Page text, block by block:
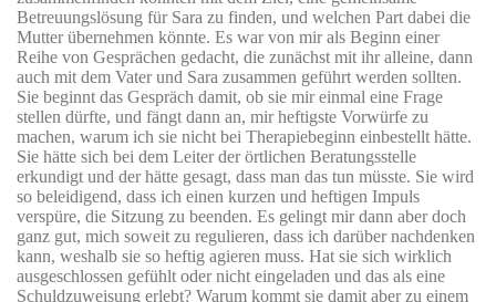
Betreuungslösung für Sara zu finden, und welchen Part dabei die
Mutter übernehmen könnte. Es war von mir als Beginn einer
Reihe von Gesprächen gedacht, die zunächst mit ihr alleine, dann
auch mit dem Vater und Sara zusammen geführt werden sollten.
Sie beginnt das Gespräch damit, ob sie mir einmal eine Frage
stellen dürfte, und fängt dann an, mir heftigste Vorwürfe zu
machen, warum ich sie nicht bei Therapiebeginn einbestellt hätte.
Sie hätte sich bei dem Leiter der örtlichen Beratungsstelle
erkundigt und der hätte gesagt, dass man das tun müsste. Sie wird
so beleidigend, dass ich einen kurzen und heftigen Impuls
verspüre, die Sitzung zu beenden. Es gelingt mir dann aber doch
ganz gut, mich soweit zu regulieren, dass ich darüber nachdenken
kann, weshalb sie so heftig agieren muss. Hat sie sich wirklich
ausgeschlossen gefühlt oder nicht eingeladen und das als eine
Schuldzuweisung erlebt? Warum kommt sie damit aber zu einem